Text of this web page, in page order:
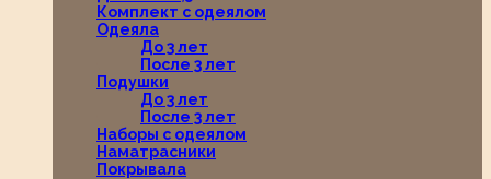
Комплект с одеялом
Одеяла
До 3 лет
После 3 лет
Подушки
До 3 лет
После 3 лет
Наборы с одеялом
Наматрасники
Покрывала